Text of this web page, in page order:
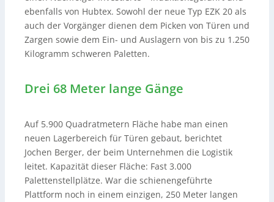
ebenfalls von Hubtex. Sowohl der neue Typ EZK 20 als
auch der Vorgänger dienen dem Picken von Türen und
Zargen sowie dem Ein- und Auslagern von bis zu 1.250
Kilogramm schweren Paletten.
Drei 68 Meter lange Gänge
Auf 5.900 Quadratmetern Fläche habe man einen
neuen Lagerbereich für Türen gebaut, berichtet
Jochen Berger, der beim Unternehmen die Logistik
leitet. Kapazität dieser Fläche: Fast 3.000
Palettenstellplätze. War die schienengeführte
Plattform noch in einem einzigen, 250 Meter langen